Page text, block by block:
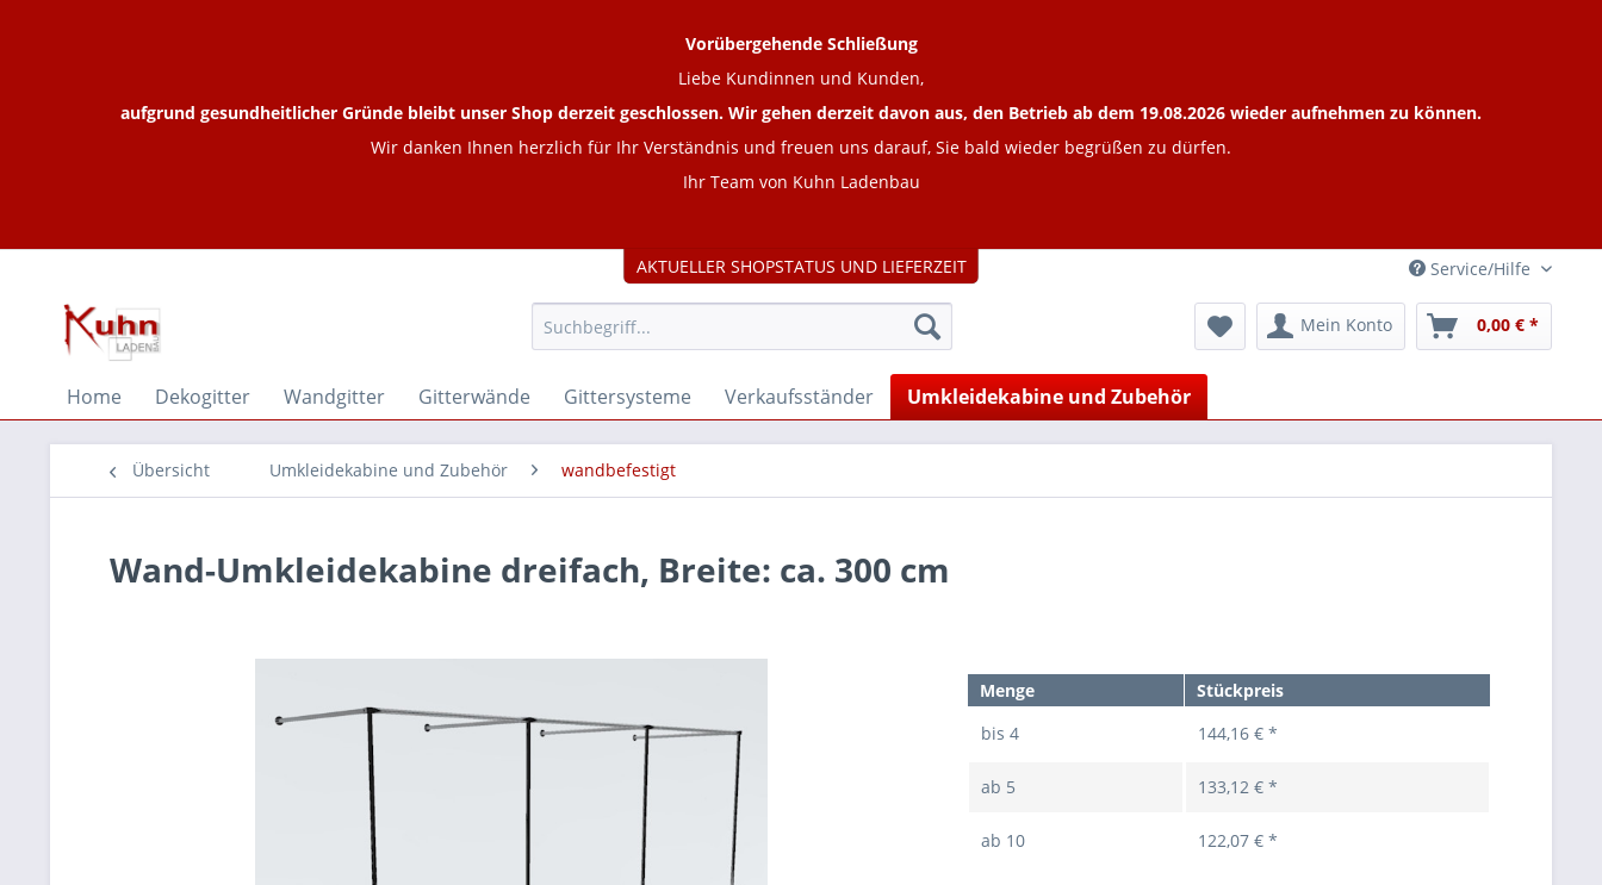
Service/Hilfe
Mein Konto 0,00 € *
Home Dekogitter Wandgitter Gitterwände Gittersysteme Verkaufsständer Umkleidekabine und Zubehör
Übersicht Umkleidekabine und Zubehör wandbefestigt
Wand-Umkleidekabine dreifach, Breite: ca. 300 cm
Menge
Stückpreis
bis4 144,16 € *
ab 5 133,12 € *
ab 10 122,07 € *
AKTUELLER SHOPSTATUS UND LIEFERZEIT
Vorübergehende Schließung
Liebe Kundinnen und Kunden,
aufgrund gesundheitlicher Gründe bleibt unser Shop derzeit geschlossen. Wir gehen derzeit davon aus, den Betrieb ab dem 19.08.2026 wieder aufnehmen zu können.
Wir danken Ihnen herzlich für Ihr Verständnis und freuen uns darauf, Sie bald wieder begrüßen zu dürfen.
Ihr Team von Kuhn Ladenbau